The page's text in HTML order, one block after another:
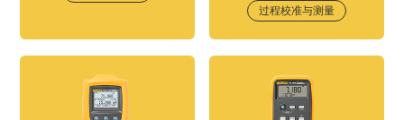
过程校准与测量